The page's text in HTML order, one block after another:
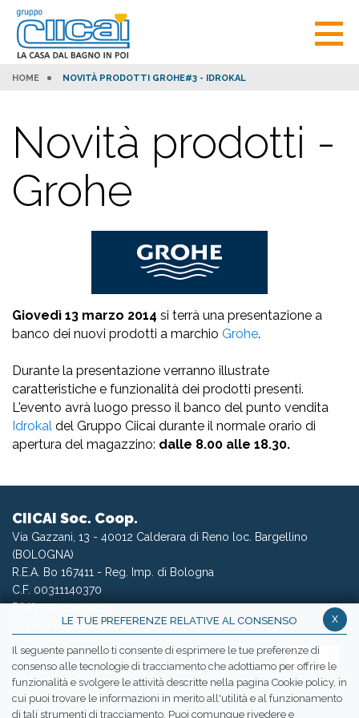
HOME NOVITÀ PRODOTTI GROHE#3 - IDROKAL
Novità prodotti -
Grohe
Giovedì 13 marzo 2014 si terrà una presentazione a
banco dei nuovi prodotti a marchio Grohe.
Durante la presentazione verranno illustrate
caratteristiche e funzionalità dei prodotti presenti.
L'evento avrà luogo presso il banco del punto vendita
Idrokal del Gruppo Ciicai durante il normale orario di
apertura del magazzino: dalle 8.00 alle 18.30.
CIICAI Soc. Coop.
Via Gazzani, 13 - 40012 Calderara di Reno loc. Bargellino
(BOLOGNA)
R.E.A. Bo 167411 - Reg. Imp. di Bologna
C.F. 00311140370
P.IVA: 00501541205
info@ciicai.com
WETRANSFER CIICAI
x
LE TUE PREFERENZE RELATIVE AL CONSENSO
Il seguente pannello ti consente di esprimere le tue preferenze di
consenso alle tecnologie di tracciamento che adottiamo per offrire le
funzionalità e svolgere le attività descritte nella pagina Cookie policy, in
cui puoi trovare le informazioni in merito all'utilità e al funzionamento
di tali strumenti di tracciamento. Puoi comunque rivedere e